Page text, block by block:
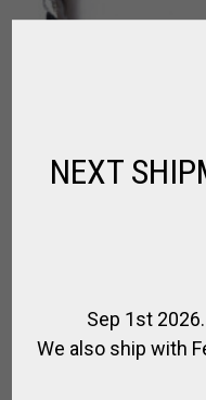
BRACELET MORS
NEXT
Sep 1st
We also ship with